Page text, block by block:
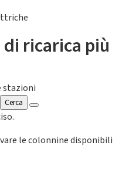
ricarica più
stazioni
Cerca
le colonnine disponibili